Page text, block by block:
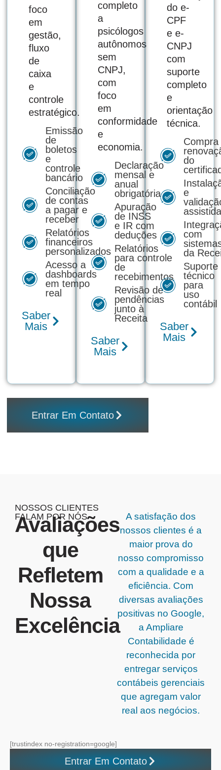
foco
em
gestão,
fluxo
de
caixa
e
controle
estratégico.
Emissão
de
boletos
e
controle
bancário
Conciliação
de contas
a pagar e
receber
Relatórios
financeiros
personalizados
Acesso a
dashboards
em tempo
real
Saber
Mais
completo
a
psicólogos
autônomos
sem
CNPJ,
com
foco
em
conformidade
e
economia.
Declaração
mensal e
anual
obrigatória
Apuração
de INSS
e IR com
deduções
Relatórios
para controle
de
recebimentos
Revisão de
pendências
junto à
Receita
Saber
Mais
do e-
CPF
e e-
CNPJ
com
suporte
completo
e
orientação
técnica.
Compra
do
e
assistida
com
da
Suporte
técnico
para
uso
contábil
Saber
Mais
Entrar Em Contato
NOSSOS CLIENTES
FALAM POR NÓS
Avaliações
que
Refletem
Nossa
Excelência
A satisfação dos
nossos clientes é a
maior prova do
nosso compromisso
com a qualidade e a
eficiência. Com
diversas avaliações
positivas no Google,
a Ampliare
Contabilidade é
reconhecida por
entregar serviços
contábeis gerenciais
que agregam valor
real aos negócios.
[trustindex no-registration=google]
Entrar Em Contato